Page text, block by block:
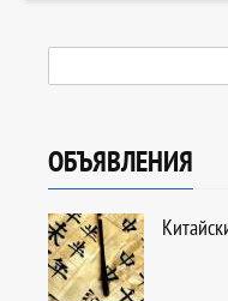
ОБЪЯВЛЕНИЯ